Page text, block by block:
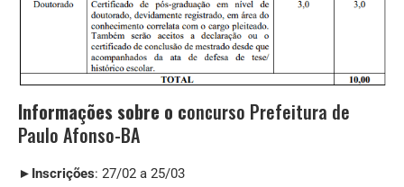
Informações sobre o concurso Prefeitura de
Paulo Afonso-BA
► Inscrições: 27/02 a 25/03